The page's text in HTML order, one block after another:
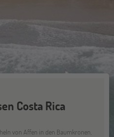
Costa Rica
von Affen in den Baumkronen,